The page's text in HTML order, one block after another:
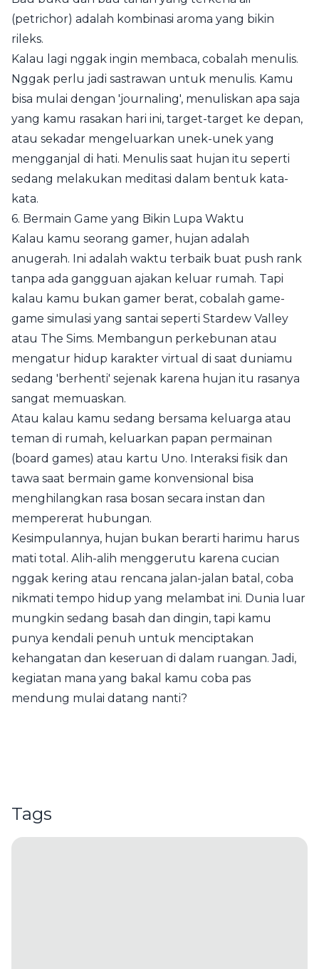
(petrichor) adalah kombinasi aroma yang bikin
rileks.
Kalau lagi nggak ingin membaca, cobalah menulis.
Nggak perlu jadi sastrawan untuk menulis. Kamu
bisa mulai dengan 'journaling', menuliskan apa saja
yang kamu rasakan hari ini, target-target ke depan,
atau sekadar mengeluarkan unek-unek yang
mengganjal di hati. Menulis saat hujan itu seperti
sedang melakukan meditasi dalam bentuk kata-
kata.
6. Bermain Game yang Bikin Lupa Waktu
Kalau kamu seorang gamer, hujan adalah
anugerah. Ini adalah waktu terbaik buat push rank
tanpa ada gangguan ajakan keluar rumah. Tapi
kalau kamu bukan gamer berat, cobalah game-
game simulasi yang santai seperti Stardew Valley
atau The Sims. Membangun perkebunan atau
mengatur hidup karakter virtual di saat duniamu
sedang 'berhenti' sejenak karena hujan itu rasanya
sangat memuaskan.
Atau kalau kamu sedang bersama keluarga atau
teman di rumah, keluarkan papan permainan
(board games) atau kartu Uno. Interaksi fisik dan
tawa saat bermain game konvensional bisa
menghilangkan rasa bosan secara instan dan
mempererat hubungan.
Kesimpulannya, hujan bukan berarti harimu harus
mati total. Alih-alih menggerutu karena cucian
nggak kering atau rencana jalan-jalan batal, coba
nikmati tempo hidup yang melambat ini. Dunia luar
mungkin sedang basah dan dingin, tapi kamu
punya kendali penuh untuk menciptakan
kehangatan dan keseruan di dalam ruangan. Jadi,
kegiatan mana yang bakal kamu coba pas
mendung mulai datang nanti?
Tags